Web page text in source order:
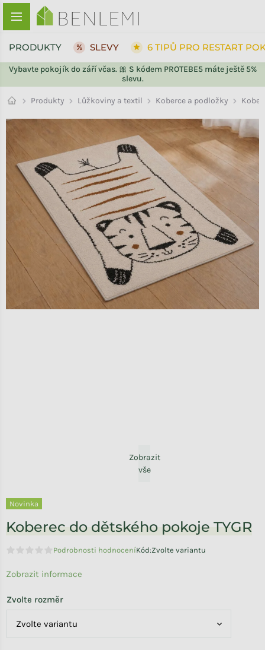
Přejít na obsah
Vybavte pokojík do září včas. 🎀 S kódem PROTEBE5 máte ještě 5%
slevu.
PRODUKTY SLEVY 6 TIPŮ PRO RESTART
Produkty Lůžkoviny a textil Koberce a podložky
Zobrazit
vše
Novinka
Koberec do dětského pokoje TYGR
Průměrné hodnocení produktu je 0,0 z 5 hvězdiček.
Podrobnosti hodnoceníKód:Zvolte variantu
Zvolte rozměr
Zobrazit informace
ZPĚT DO OBCHODU
ZPĚT DO OBCHODU